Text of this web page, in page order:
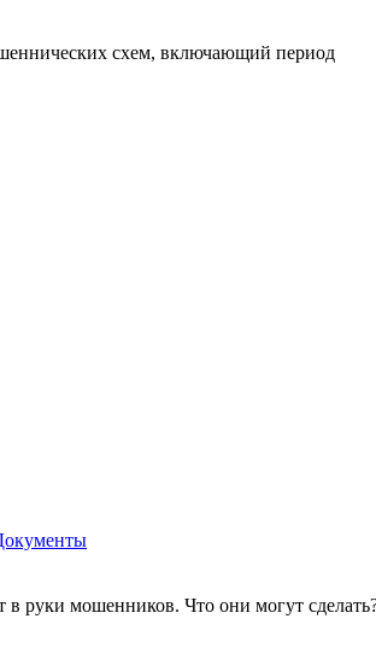
схем, включающий период
руки мошенников. Что они могут